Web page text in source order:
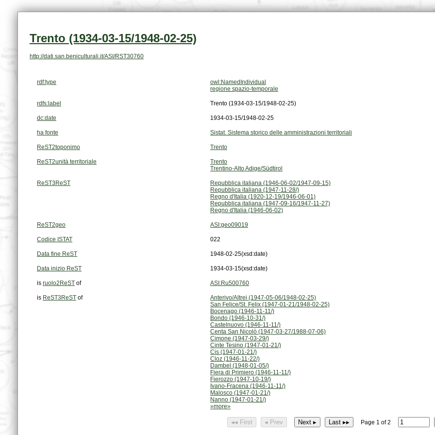
Trento (1934-03-15/1948-02-25)
http://dati.san.beniculturali.it/ASI/RST30760
rdf:type
owl:NamedIndividual
regione spazio-temporale
rdfs:label Trento (1934-03-15/1948-02-25)
dc:date 1934-03-15/1948-02-25
ha fonte Sistat. Sistema storico delle amministrazioni territoriali
ReST2toponimo Trento
ReST2unità territoriale
Trento
Trentino-Alto Adige/Südtirol
ReST3ReST
Repubblica italiana (1946-06-02/1947-09-15)
Repubblica italiana (1947-11-28/)
Regno d'Italia (1920-12-19/1946-06-01)
Repubblica italiana (1947-09-16/1947-11-27)
Regno d'Italia (1946-06-02)
ReST2geo ASI:geo09019
Codice ISTAT 022
Data fine ReST 1948-02-25(xsd:date)
Data inizio ReST 1934-03-15(xsd:date)
is ruolo2ReST of ASI:Ru500760
is ReST3ReST of
Anterivo/Altrei (1947-05-06/1948-02-25)
San Felice/St. Felix (1947-01-21/1948-02-25)
Bocenago (1946-11-11/)
Bondo (1946-10-31/)
Castelnuovo (1946-11-11/)
Centa San Nicolò (1947-03-27/1988-07-06)
Cimone (1947-03-29/)
Cinte Tesino (1947-01-21/)
Cis (1947-01-21/)
Cloz (1946-11-22/)
Dambel (1948-01-05/)
Fiera di Primiero (1946-11-11/)
Fierozzo (1947-10-19/)
Ivano-Fracena (1946-11-11/)
Malosco (1947-01-21/)
Nanno (1947-01-21/)
»more»
◂◂ First ◂ Prev Next ▸ Last ▸▸ Page 1 of 2